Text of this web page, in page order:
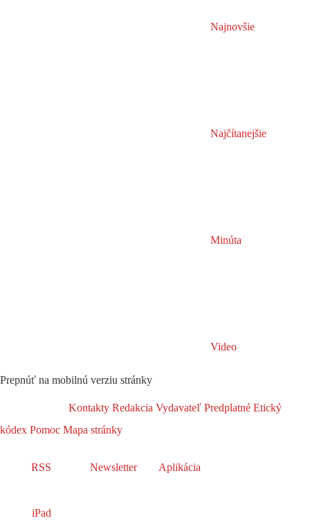
Najnovšie
Najčítanejšie
Minúta
Video
Prepnúť na mobilnú verziu stránky
Kontakty Redakcia Vydavateľ Predplatné Etický
kódex Pomoc Mapa stránky
RSS Newsletter Aplikácia
iPad